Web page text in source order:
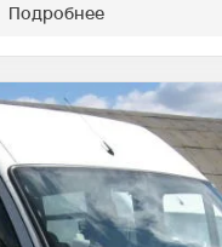
Подробнее